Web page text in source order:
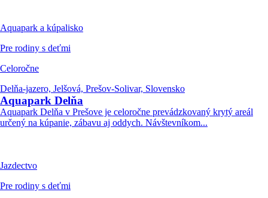
Aquapark a kúpalisko
Pre rodiny s deťmi
Celoročne
Delňa-jazero, Jelšová, Prešov-Solivar, Slovensko
Aquapark Delňa
Aquapark Delňa v Prešove je celoročne prevádzkovaný krytý areál
určený na kúpanie, zábavu aj oddych. Návštevníkom...
Jazdectvo
Pre rodiny s deťmi